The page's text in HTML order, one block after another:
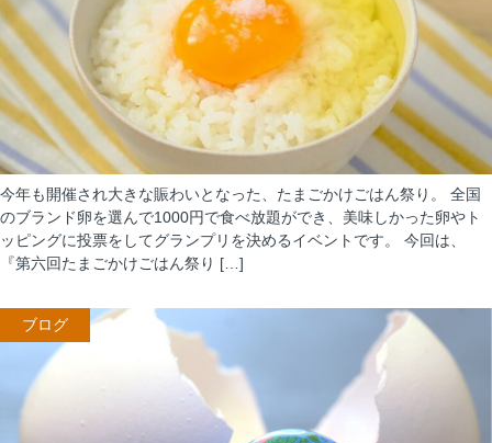
今年も開催され大きな賑わいとなった、たまごかけごはん祭り。 全国
のブランド卵を選んで1000円で食べ放題ができ、美味しかった卵やト
ッピングに投票をしてグランプリを決めるイベントです。 今回は、
『第六回たまごかけごはん祭り […]
ブログ